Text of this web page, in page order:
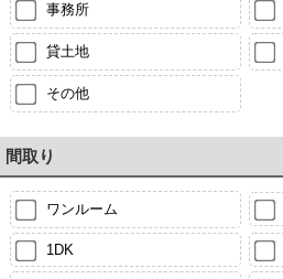
事務所
貸土地
その他
間取り
ワンルーム
1DK